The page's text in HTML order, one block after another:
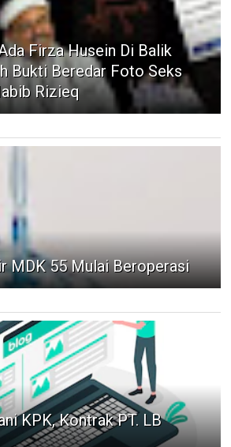
Firza Husein Di Balik
Bukti Beredar Foto Seks
Rizieq
MDK 55 Mulai Beroperasi
KPK, Kontrak PT. LB